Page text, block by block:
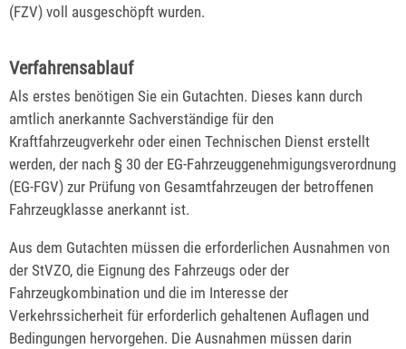
(FZV) voll ausgeschöpft wurden.
Verfahrensablauf
Als erstes benötigen Sie ein Gutachten. Dieses kann durch
amtlich anerkannte Sachverständige für den
Kraftfahrzeugverkehr oder einen Technischen Dienst erstellt
werden, der nach § 30 der EG-Fahrzeuggenehmigungsverordnung
(EG-FGV) zur Prüfung von Gesamtfahrzeugen der betroffenen
Fahrzeugklasse anerkannt ist.
Aus dem Gutachten müssen die erforderlichen Ausnahmen von
der StVZO, die Eignung des Fahrzeugs oder der
Fahrzeugkombination und die im Interesse der
Verkehrssicherheit für erforderlich gehaltenen Auflagen und
Bedingungen hervorgehen. Die Ausnahmen müssen darin